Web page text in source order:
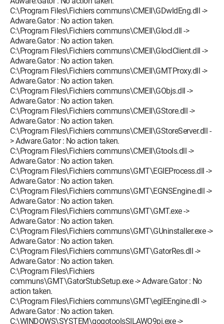
C:\Program Files\Fichiers communs\CMEII\GDwldEng.dll ->
Adware.Gator : No action taken.
C:\Program Files\Fichiers communs\CMEII\GIocl.dll ->
Adware.Gator : No action taken.
C:\Program Files\Fichiers communs\CMEII\GIoclClient.dll ->
Adware.Gator : No action taken.
C:\Program Files\Fichiers communs\CMEII\GMTProxy.dll ->
Adware.Gator : No action taken.
C:\Program Files\Fichiers communs\CMEII\GObjs.dll ->
Adware.Gator : No action taken.
C:\Program Files\Fichiers communs\CMEII\GStore.dll ->
Adware.Gator : No action taken.
C:\Program Files\Fichiers communs\CMEII\GStoreServer.dll -
> Adware.Gator : No action taken.
C:\Program Files\Fichiers communs\CMEII\Gtools.dll ->
Adware.Gator : No action taken.
C:\Program Files\Fichiers communs\GMT\EGIEProcess.dll ->
Adware.Gator : No action taken.
C:\Program Files\Fichiers communs\GMT\EGNSEngine.dll ->
Adware.Gator : No action taken.
C:\Program Files\Fichiers communs\GMT\GMT.exe ->
Adware.Gator : No action taken.
C:\Program Files\Fichiers communs\GMT\GUninstaller.exe ->
Adware.Gator : No action taken.
C:\Program Files\Fichiers communs\GMT\GatorRes.dll ->
Adware.Gator : No action taken.
C:\Program Files\Fichiers
communs\GMT\GatorStubSetup.exe -> Adware.Gator : No
action taken.
C:\Program Files\Fichiers communs\GMT\egIEEngine.dll ->
Adware.Gator : No action taken.
C:\WINDOWS\SYSTEM\gogotoolsSILAWO9pi.exe ->